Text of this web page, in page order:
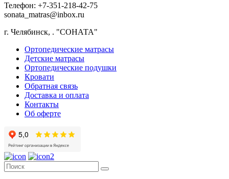
Телефон: +7-351-218-42-75
sonata_matras@inbox.ru
г. Челябинск, . "СОНАТА"
Ортопедические матрасы
Детские матрасы
Ортопедические подушки
Кровати
Обратная связь
Доставка и оплата
Контакты
Об оферте